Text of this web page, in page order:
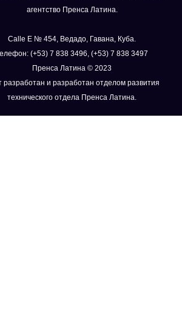
агентство Пренса Латина.
Calle E № 454, Ведадо, Гавана, Куба.
(+53) 7 838 3496, (+53) 7 838 3497
Пренса Латина © 2023
разработан и разработан отделом развития
технического отдела Пренса Латина.